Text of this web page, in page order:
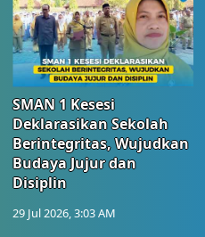
SMAN 1 Kesesi
Deklarasikan Sekolah
Berintegritas, Wujudkan
Budaya Jujur dan
Disiplin
29 Jul 2026, 3:03 AM